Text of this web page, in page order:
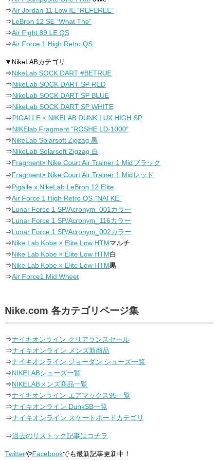
⇒Air Jordan 11 Low IE “REFEREE”
⇒LeBron 12 SE “What The”
⇒Air Fight 89 LE QS
⇒Air Force 1 High Retro QS
▼NikeLABカテゴリ
⇒NikeLab SOCK DART #BETRUE
⇒NikeLab SOCK DART SP RED
⇒NikeLab SOCK DART SP BLUE
⇒NikeLab SOCK DART SP WHITE
⇒PIGALLE × NIKELAB DUNK LUX HIGH SP
⇒NIKElab Fragment “ROSHE LD-1000″
⇒NikeLab Solarsoft Zigzag 黒
⇒NikeLab Solarsoft Zigzag 白
⇒Fragment× Nike Court Air Trainer 1 Midブラック
⇒Fragment× Nike Court Air Trainer 1 Mid レッド
⇒Pigalle x NikeLab LeBron 12 Elite
⇒Air Force 1 High Retro QS “NAI KE”
⇒Lunar Force 1 SP/Acronym_001カラー
⇒Lunar Force 1 SP/Acronym_116カラー
⇒Lunar Force 1 SP/Acronym_002カラー
⇒Nike Lab Kobe × Elite Low HTMマルチ
⇒Nike Lab Kobe × Elite Low HTM白
⇒Nike Lab Kobe × Elite Low HTM黒
⇒Air Force1 Mid Wheet
Nike.com 各カテゴリページ集
⇒ナイキオンライン クリアランスセール
⇒ナイキオンライン メンズ新商品
⇒ナイキオンライン ジョーダン シューズ一覧
⇒NIKELABシューズ一覧
⇒NIKELABメンズ商品一覧
⇒ナイキオンライン エアマックス95一覧
⇒ナイキオンライン DunkSB一覧
⇒ナイキオンライン スケートボードカテゴリ
⇒過去のリストック記事はコチラ
TwitterやFacebookでも最新記事更新中！